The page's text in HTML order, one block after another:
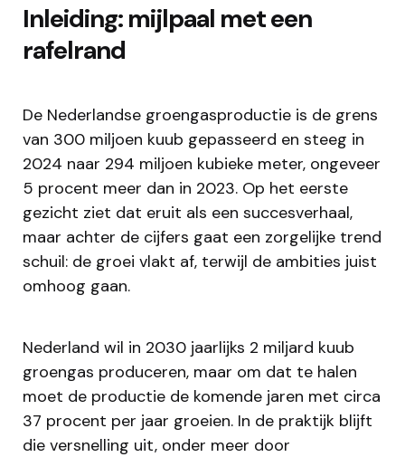
Inleiding: mijlpaal met een
rafelrand
De Nederlandse groengasproductie is de grens
van 300 miljoen kuub gepasseerd en steeg in
2024 naar 294 miljoen kubieke meter, ongeveer
5 procent meer dan in 2023. Op het eerste
gezicht ziet dat eruit als een succesverhaal,
maar achter de cijfers gaat een zorgelijke trend
schuil: de groei vlakt af, terwijl de ambities juist
omhoog gaan.
Nederland wil in 2030 jaarlijks 2 miljard kuub
groengas produceren, maar om dat te halen
moet de productie de komende jaren met circa
37 procent per jaar groeien. In de praktijk blijft
die versnelling uit, onder meer door